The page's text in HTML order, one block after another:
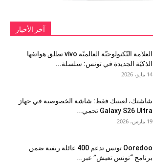
آخر الأخبار
العلامة التّكنولوجيّة العالميّة vivo تطلق هواتفها
الذكيّة الجديدة في تونس: سلسلة...
14 مايو، 2026
شاشتك، لعينيك فقط: شاشة الخصوصية في جهاز
Galaxy S26 Ultra تحمي...
19 مارس، 2026
Ooredoo تونس تدعم 400 عائلة ريفية ضمن
برنامج “تونس تعيش” عبر...